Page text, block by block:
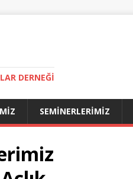
DERNEĞI
SEMINERLERIMIZ